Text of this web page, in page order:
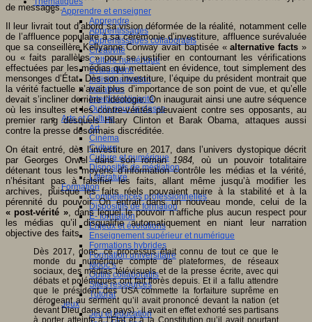
Apprendre et enseigner
Apprendre
Apprentissages
Apprentissages collaboratifs
Créativité
Culture numérique
Evaluations
Individualisation
Initiatives
Interdisciplinarité
Outils pour la classe
Arts et Culture
Art
Cinéma
Culture
Culture et numérique
Dispositifs de médiation
Littérature
Formation
Compétences professionnelles
Dispositifs de formation
E- formation
Enjeux et évolutions
Enseignement supérieur et numérique
Formations hybrides
Formation universitaire
Mooc’s
Outils collaboratifs
Sites ressources
Tutorat
Jeux
Jeu et éducation
de messages.
Il leur livrait tout d’abord sa vision déformée de la réalité, notamment celle
de l’affluence populaire à sa cérémonie d’investiture, affluence surévaluée
que sa conseillère Kellyanne Conway avait baptisée «alternative facts »
ou « faits parallèles » pour se justifier en contournant les vérifications
effectuées par les médias qui mettaient en évidence, tout simplement des
mensonges d’État. Dès son investiture, l’équipe du président montrait que
la vérité factuelle n’avait plus d’importance de son point de vue, et qu’elle
devait s’incliner derrière l’idéologie. On inaugurait ainsi une autre séquence
où les insultes et les contre-vérités pleuvaient contre ses opposants, au
premier rang desquels Hilary Clinton et Barak Obama, attaques aussi
contre la presse désormais discréditée.
On était entré, dès l’investiture en 2017, dans l’univers dystopique décrit
par Georges Orwel dans son roman 1984,où un pouvoir totalitaire
détenant tous les moyens d’information contrôle les médias et la vérité,
n’hésitant pas à falsifier les faits, allant même jusqu’à modifier les
archives, puisque les faits réels pouvaient nuire à la stabilité et à la
pérennité du pouvoir. On entrait dans un nouveau monde, celui de la
« post-vérité », dans lequel le pouvoir n’affiche plus aucun respect pour
les médias qu’il disqualifie automatiquement en niant leur narration
objective des faits.
Dès 2017, donc, ce processus était connu de tout ce que le
monde du numérique compte de plateformes, de réseaux
sociaux, des médias télévisuels et de la presse écrite, avec qui
débats et polémiques ont fait florès depuis. Et il a fallu attendre
que le président des USA commette la forfaiture suprême en
dérogeant au serment qu’il avait prononcé devant la nation (et
devant Dieu dans ce pays) : il avait en effet exhorté ses partisans
à porter atteinte à l’État et à la Constitution qu’il avait pourtant